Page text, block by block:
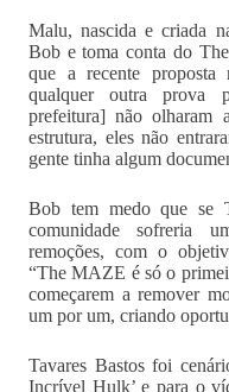
Malu, nascida e criada
Bob e toma conta do
que a recente proposta
qualquer outra prova
prefeitura] não olharam
estrutura, eles não
gente tinha algum
Bob tem medo que se
comunidade sofreria
remoções, com o
“The MAZE é só o
começarem a remover
um por um, criando
Tavares Bastos foi
Incrível Hulk’ e para o